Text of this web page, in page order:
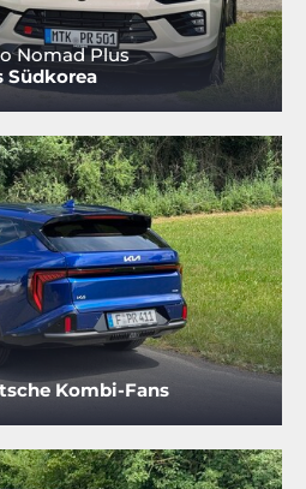
Nomad Plus
Südkorea
Kombi-Fans